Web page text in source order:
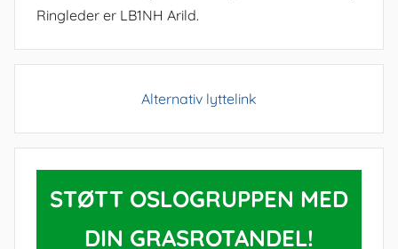
Ringleder er LB1NH Arild.
Alternativ lyttelink
STØTT OSLOGRUPPEN MED
DIN GRASROTANDEL!